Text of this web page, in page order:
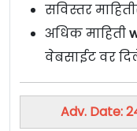
सविस्तर
अधिक माहिती
वेबसाईट वर
Adv. Date: